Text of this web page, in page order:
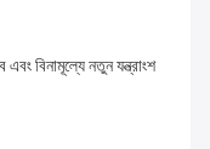
বিনামূল্যে নতুন যন্ত্রাংশ